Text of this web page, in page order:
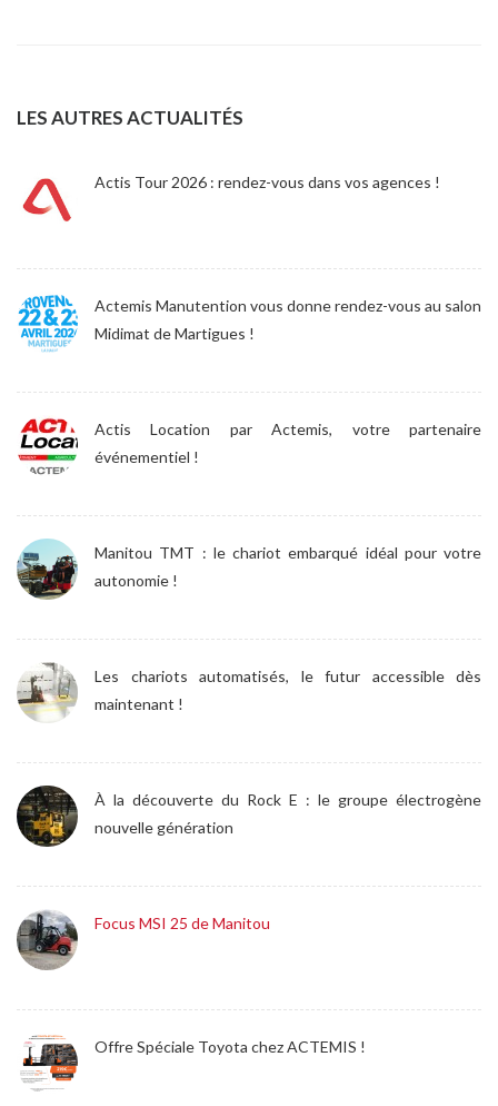
LES AUTRES ACTUALITÉS
Actis Tour 2026 : rendez-vous dans vos agences !
Actemis Manutention vous donne rendez-vous au salon
Midimat de Martigues !
Actis Location par Actemis, votre partenaire
événementiel !
Manitou TMT : le chariot embarqué idéal pour votre
autonomie !
Les chariots automatisés, le futur accessible dès
maintenant !
À la découverte du Rock E : le groupe électrogène
nouvelle génération
Focus MSI 25 de Manitou
Offre Spéciale Toyota chez ACTEMIS !